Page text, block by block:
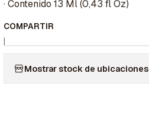
· Contenido 13 Ml (0,43 fl Oz)
COMPARTIR
|
Mostrar stock de ubicaciones